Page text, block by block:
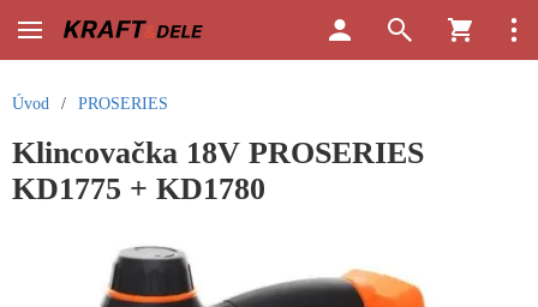
Úvod / PROSERIES
Klincovačka 18V PROSERIES
KD1775 + KD1780